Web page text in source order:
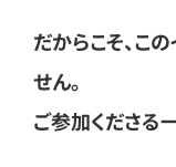
だからこそ、こ
せん。
ご参加くださる